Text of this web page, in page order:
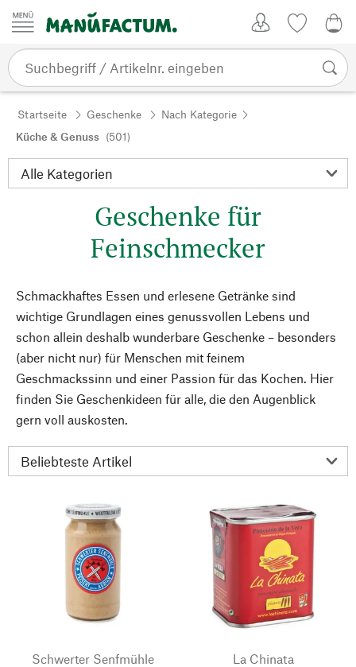
Zum Inhalt springen
Startseite Geschenke
Nach Kategorie
Küche & Genuss (501)
Geschenke für
Feinschmecker
Schmackhaftes Essen und erlesene Getränke sind
wichtige Grundlagen eines genussvollen Lebens und
schon allein deshalb wunderbare Geschenke – besonders
(aber nicht nur) für Menschen mit feinem
Geschmackssinn und einer Passion für das Kochen. Hier
finden Sie Geschenkideen für alle, die den Augenblick
gern voll auskosten.
Schwerter Senfmühle
La Chinata